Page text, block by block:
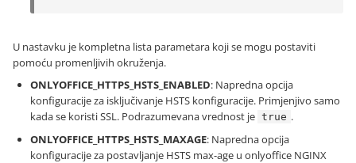
U nastavku je kompletna lista parametara koji se mogu postaviti
pomoću promenljivih okruženja.
ONLYOFFICE_HTTPS_HSTS_ENABLED: Napredna opcija
konfiguracije za isključivanje HSTS konfiguracije. Primjenjivo samo
kada se koristi SSL. Podrazumevana vrednost je true .
ONLYOFFICE_HTTPS_HSTS_MAXAGE: Napredna opcija
konfiguracije za postavljanje HSTS max-age u onlyoffice NGINX